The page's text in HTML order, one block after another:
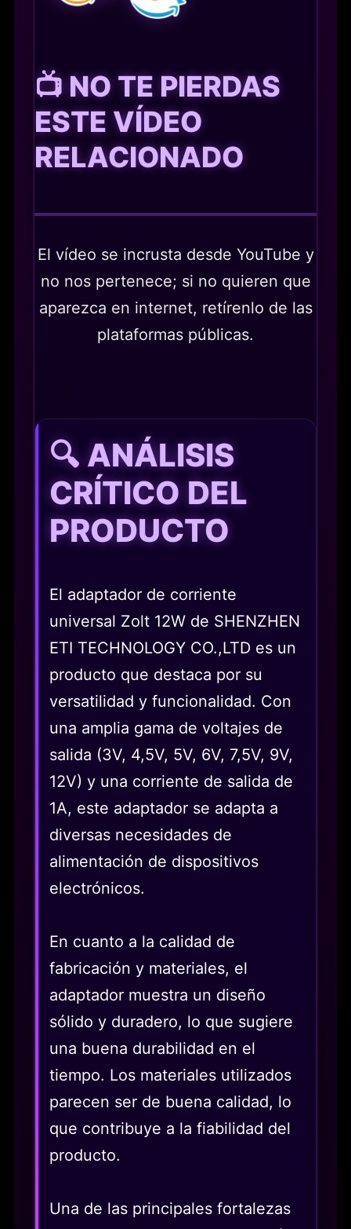
📺 NO TE PIERDAS
ESTE VÍDEO
RELACIONADO
El vídeo se incrusta desde YouTube y
no nos pertenece; si no quieren que
aparezca en internet, retírenlo de las
plataformas públicas.
🔍 ANÁLISIS
CRÍTICO DEL
PRODUCTO
El adaptador de corriente
universal Zolt 12W de SHENZHEN
ETI TECHNOLOGY CO.,LTD es un
producto que destaca por su
versatilidad y funcionalidad. Con
una amplia gama de voltajes de
salida (3V, 4,5V, 5V, 6V, 7,5V, 9V,
12V) y una corriente de salida de
1A, este adaptador se adapta a
diversas necesidades de
alimentación de dispositivos
electrónicos.
En cuanto a la calidad de
fabricación y materiales, el
adaptador muestra un diseño
sólido y duradero, lo que sugiere
una buena durabilidad en el
tiempo. Los materiales utilizados
parecen ser de buena calidad, lo
que contribuye a la fiabilidad del
producto.
Una de las principales fortalezas